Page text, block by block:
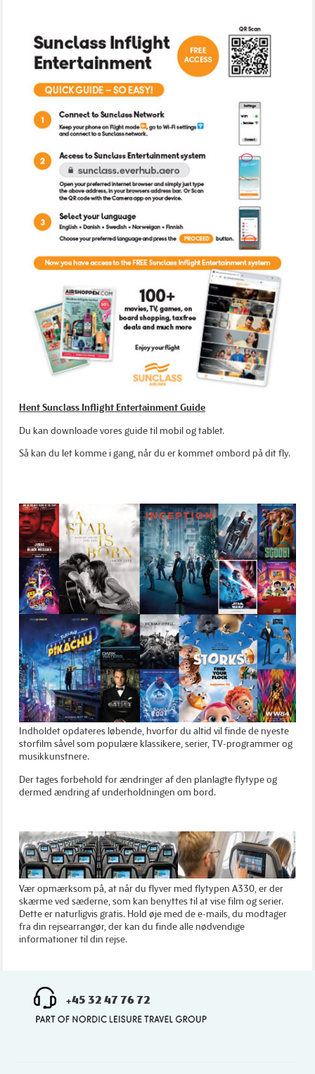
Hent Sunclass Inflight Entertainment Guide
Du kan downloade vores guide til mobil og tablet.
Så kan du let komme i gang, når du er kommet ombord på dit fly.
Indholdet opdateres løbende, hvorfor du altid vil finde de nyeste
storfilm såvel som populære klassikere, serier, TV-programmer og
musikkunstnere.
Der tages forbehold for ændringer af den planlagte flytype og
dermed ændring af underholdningen om bord.
Vær opmærksom på, at når du flyver med flytypen A330, er der
skærme ved sæderne, som kan benyttes til at vise film og serier.
Dette er naturligvis gratis. Hold øje med de e-mails, du modtager
fra din rejsearrangør, der kan du finde alle nødvendige
informationer til din rejse.
+45 32 47 76 72